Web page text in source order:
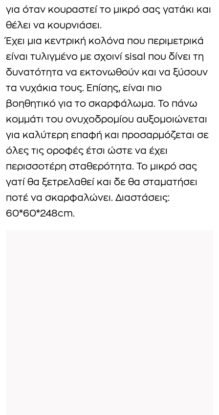
για όταν κουραστεί το μικρό σας γατάκι και
θέλει να κουρνιάσει.
Έχει μια κεντρική κολόνα που περιμετρικά
είναι τυλιγμένο με σχοινί sisal που δίνει τη
δυνατότητα να εκτονωθούν και να ξύσουν
τα νυχάκια τους. Επίσης, είναι πιο
βοηθητικό για το σκαρφάλωμα. Το πάνω
κομμάτι του ονυχοδρομίου αυξομοιώνεται
για καλύτερη επαφή και προσαρμόζεται σε
όλες τις οροφές έτσι ώστε να έχει
περισσοτέρη σταθερότητα. Το μικρό σας
γατί θα ξετρελαθεί και δε θα σταματήσει
ποτέ να σκαρφαλώνει. Διαστάσεις:
60*60*248cm.